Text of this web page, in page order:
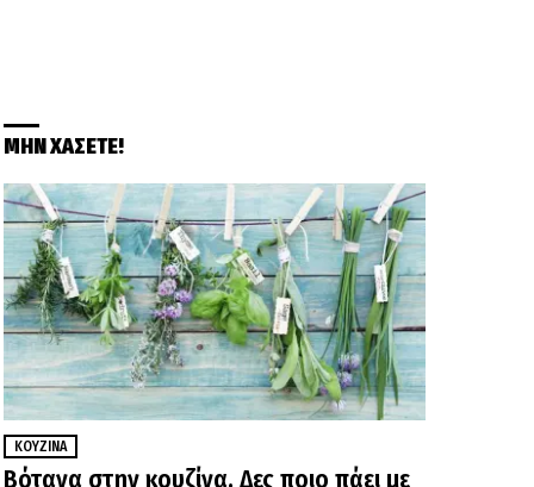
ΜΗΝ ΧΑΣΕΤΕ!
ΚΟΥΖΊΝΑ
Βότανα στην κουζίνα. Δες ποιο πάει με